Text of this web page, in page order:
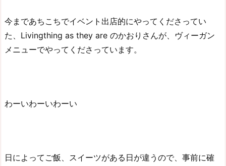
今まであちこちでイベント出店的にやってくださってい
た、Livingthing as they are のかおりさんが、ヴィーガン
メニューでやってくださっています。
わーいわーいわーい
日によってご飯、スイーツがある日が違うので、事前に確